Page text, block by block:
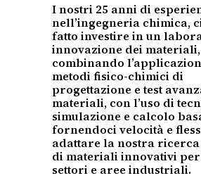
I nostri 25 anni di
nell’ingegneria chimica,
fatto investire in un
innovazione dei materiali,
combinando
metodi fisico-chimici di
progettazione e test
materiali, con l’uso di
simulazione e calcolo
fornendoci velocità e
adattare la nostra
di materiali innovativi
settori e aree industriali.